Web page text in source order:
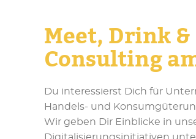
Meet, Drink
Consulting
Du interessierst Dich für
Handels- und
Wir geben Dir Einblicke in
Digitalisierungsinitiativen